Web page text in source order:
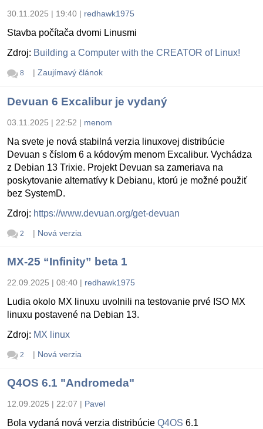
30.11.2025 | 19:40 | redhawk1975
Stavba počítača dvomi Linusmi
Zdroj: Building a Computer with the CREATOR of Linux!
8 | Zaujímavý článok
Devuan 6 Excalibur je vydaný
03.11.2025 | 22:52 | menom
Na svete je nová stabilná verzia linuxovej distribúcie
Devuan s číslom 6 a kódovým menom Excalibur. Vychádza
z Debian 13 Trixie. Projekt Devuan sa zameriava na
poskytovanie alternatívy k Debianu, ktorú je možné použiť
bez SystemD.
Zdroj: https://www.devuan.org/get-devuan
2 | Nová verzia
MX-25 “Infinity” beta 1
22.09.2025 | 08:40 | redhawk1975
Ludia okolo MX linuxu uvolnili na testovanie prvé ISO MX
linuxu postavené na Debian 13.
Zdroj: MX linux
2 | Nová verzia
Q4OS 6.1 "Andromeda"
12.09.2025 | 22:07 | Pavel
Bola vydaná nová verzia distribúcie Q4OS 6.1